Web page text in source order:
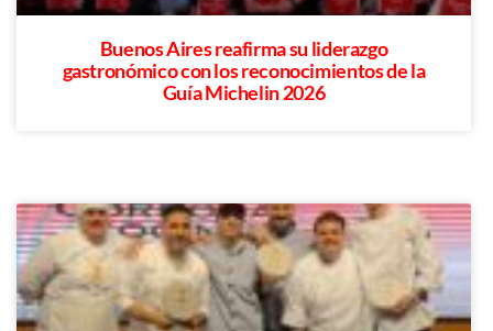
Buenos Aires reafirma su liderazgo
gastronómico con los reconocimientos de la
Guía Michelin 2026